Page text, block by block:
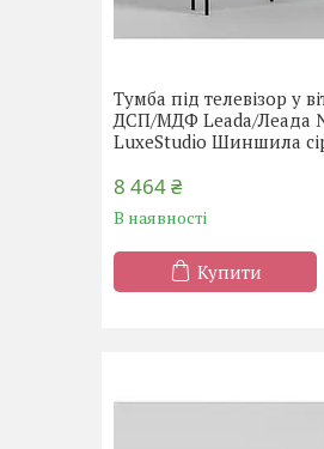
Тумба під телевізор у
ДСП/МДФ Leada/Леада
LuxeStudio Шиншила
8 464 ₴
В наявності
Купити